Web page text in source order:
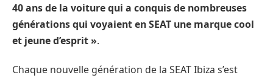
40 ans de la voiture qui a conquis de nombreuses
générations qui voyaient en SEAT une marque cool
et jeune d’esprit ».
Chaque nouvelle génération de la SEAT Ibiza s’est